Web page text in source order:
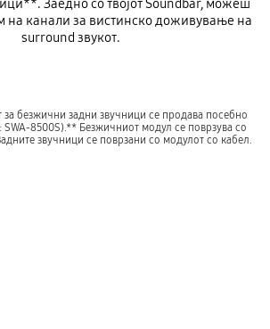
Заедно со твојот Soundbar, можеш
на канали за вистинско доживување на
surround звукот.
безжични задни звучници се продава посебно
8500S).** Безжичниот модул се поврзува со
звучници се поврзани со модулот со кабел.